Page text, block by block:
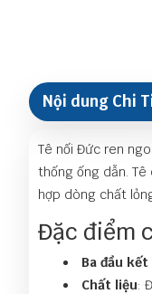
Nội dung Chi
Tê nối Đức ren
thống ống dẫn.
hợp dòng chất
Đặc điểm
Ba đầu kết
Chất liệu: